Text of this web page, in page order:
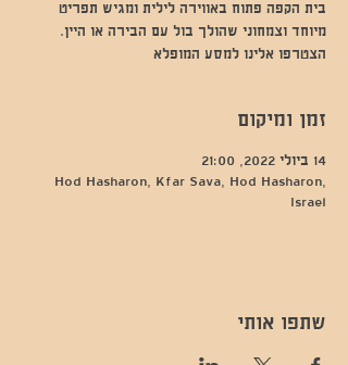
בית הקפה פתוח באווירה לילית ומגיש תפריט
מיוחד וצמחוני שהולך בול עם הבירה או היין.
הצטרפו אלינו למסע המופלא
זמן ומיקום
14 ביולי 2022, 21:00
Hod Hasharon, Kfar Sava, Hod Hasharon,
Israel
שתפו אותי